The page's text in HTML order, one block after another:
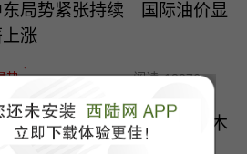
东局势紧张持续 国际油价显
上涨
热 阅读 12076
媒称美军正用机器人在霍尔木